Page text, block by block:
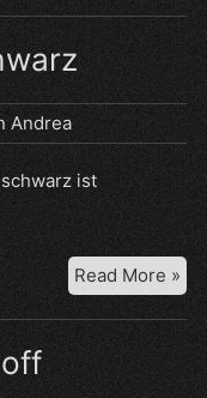
50
(
Andrea
ist
Read More »